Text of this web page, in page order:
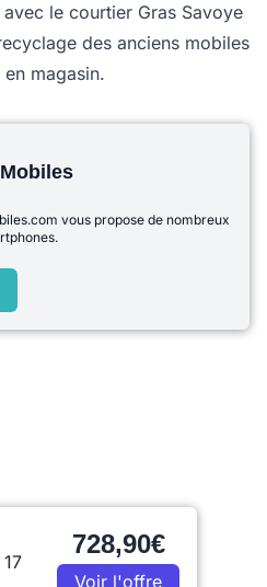
le courtier Gras Savoye
des anciens mobiles
magasin.
vous propose de nombreux
728,90€
Voir l'offre